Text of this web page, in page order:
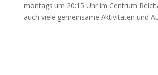
montags um 20:15 Uhr im Centrum
auch viele gemeinsame Aktivitäten und